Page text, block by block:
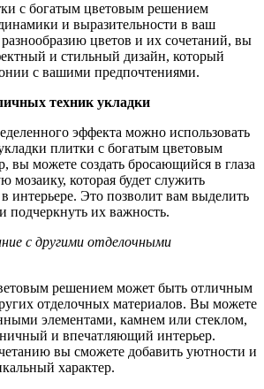
с богатым цветовым решением
и выразительности в ваш
разнообразию цветов и их сочетаний, вы
и стильный дизайн, который
с вашими предпочтениями.
техник укладки
эффекта можно использовать
плитки с богатым цветовым
вы можете создать бросающийся в глаза
мозаику, которая будет служить
интерьере. Это позволит вам выделить
подчеркнуть их важность.
с другими отделочными
решением может быть отличным
отделочных материалов. Вы можете
элементами, камнем или стеклом,
и впечатляющий интерьер.
вы сможете добавить уютности и
характер.